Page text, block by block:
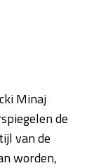
Minaj
de
van de
worden,